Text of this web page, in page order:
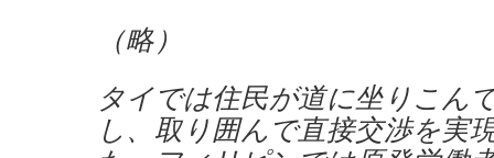
（略）
タイでは住民が道に坐りこん
し、取り囲んで直接交渉を実